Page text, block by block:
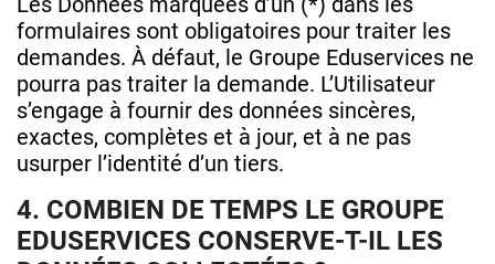
formulaires sont obligatoires pour traiter les
demandes. À défaut, le Groupe Eduservices ne
pourra pas traiter la demande. L’Utilisateur
s’engage à fournir des données sincères,
exactes, complètes et à jour, et à ne pas
usurper l’identité d’un tiers.
4. COMBIEN DE TEMPS LE GROUPE
EDUSERVICES CONSERVE-T-IL LES